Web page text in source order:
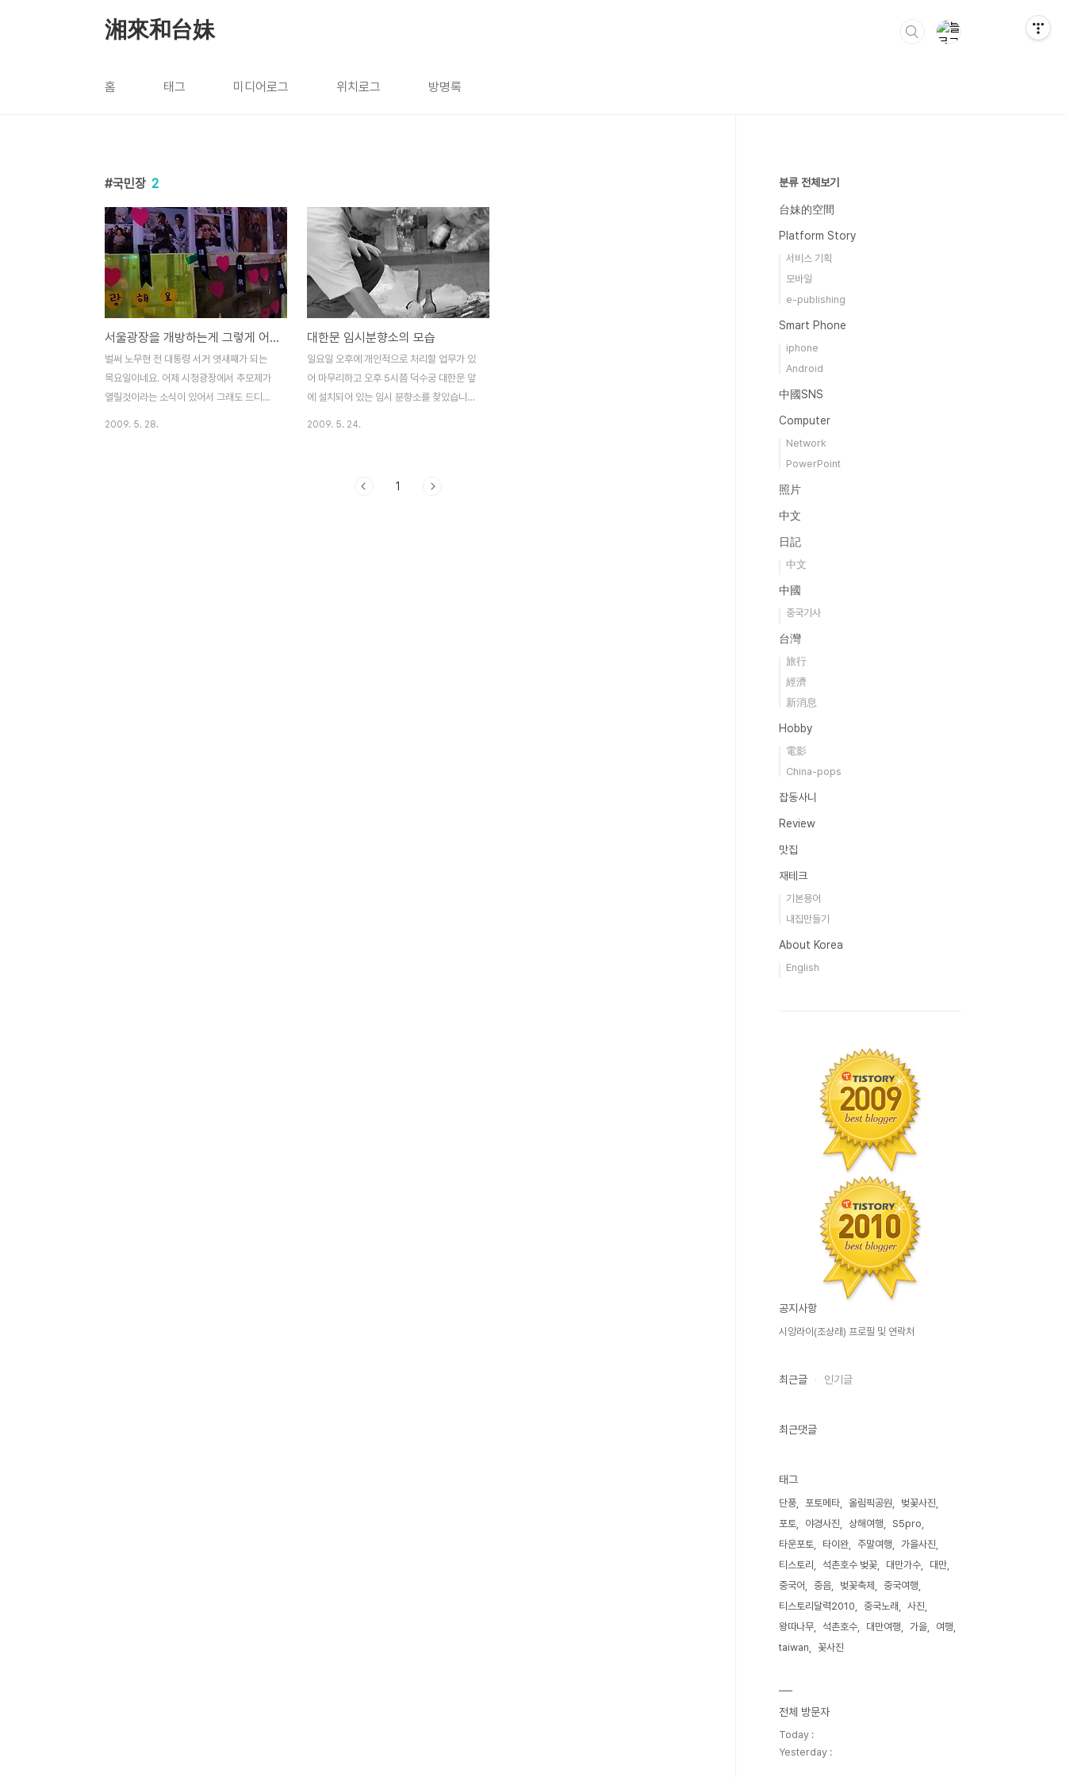
湘來和台妹
홈 태그 미디어로그 위치로그 방명록
국민장 2
서울광장을 개방하는게 그렇게 어렵나요?
벌써 노무현 전 대통령 서거 엿새째가 되는
목요일이네요. 어제 시청광장에서 추모제가
열릴것이라는 소식이 있어서 그래도 드디어
2009. 5. 28.
대한문 임시분향소의 모습
일요일 오후에 개인적으로 처리할 업무가 있
어 마무리하고 오후 5시쯤 덕수궁 대한문 앞
에 설치되어 있는 임시 분향소를 찾았습니다.
문객의 발길이 끊이질 않았습니다. 이쪽 분위
2009. 5. 24.
1
분류 전체보기
台妹的空間
Platform Story
서비스 기획
모바일
e-publishing
Smart Phone
iphone
Android
中國SNS
Computer
Network
PowerPoint
照片
中文
日記
中文
中國
중국기사
台灣
旅行
經濟
新消息
Hobby
電影
China-pops
잡동사니
Review
맛집
재테크
기본용어
내집만들기
About Korea
English
공지사항
시앙라이(조상래) 프로필 및 연락처
최근글 인기글
최근댓글
태그
단풍 포토메타 올림픽공원
벚꽃사진
포토
야경사진 상해여행
S5pro
타운포토
타이완 주말여행
가을사진
티스토리
석촌호수 벚꽃 대만가수
대만
중국어
중음 벚꽃축제
중국여행
티스토리달력2010
중국노래
사진
왕따나무
석촌호수 대만여행 가을
여행
taiwan
꽃사진
전체 방문자
Today :
Yesterday :